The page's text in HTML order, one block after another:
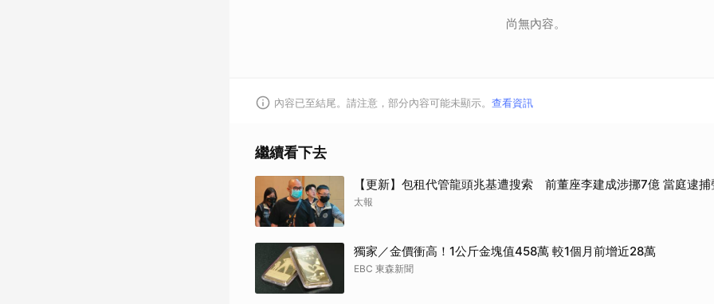
尚無內容。
內容已至結尾。請注意，部分內容可能未顯示。 查看資訊
繼續看下去
【更新】包租代管龍頭兆基遭搜索 前董座李建成涉挪7億 當庭逮
太報
獨家／金價衝高！1公斤金塊值458萬 較1個月前增近28萬
EBC 東森新聞